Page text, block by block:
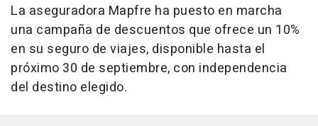
La aseguradora Mapfre ha puesto en marcha
una campaña de descuentos que ofrece un 10%
en su seguro de viajes, disponible hasta el
próximo 30 de septiembre, con independencia
del destino elegido.